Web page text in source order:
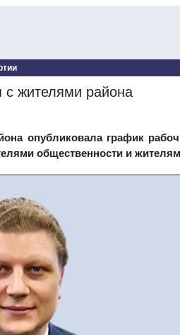
жителями района
опубликовала график
общественности и